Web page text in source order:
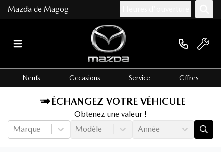
Mazda de Magog
Neufs Occasions Service Offres
ÉCHANGEZ VOTRE VÉHICULE
Obtenez une valeur !
Marque
Modèle Année